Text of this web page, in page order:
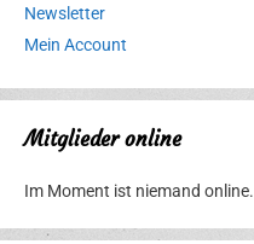
Newsletter
Mein Account
Mitglieder online
Im Moment ist niemand online.